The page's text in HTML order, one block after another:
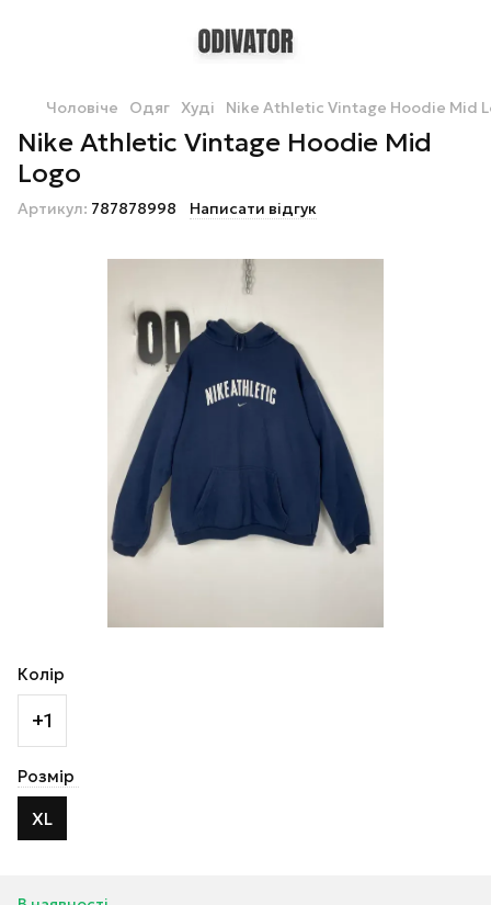
Чоловіче Одяг Худі Nike Athletic Vintage Hoodie Mid
Nike Athletic Vintage Hoodie Mid
Logo
Артикул: 787878998 Написати відгук
Колір
+1
Розмір
XL